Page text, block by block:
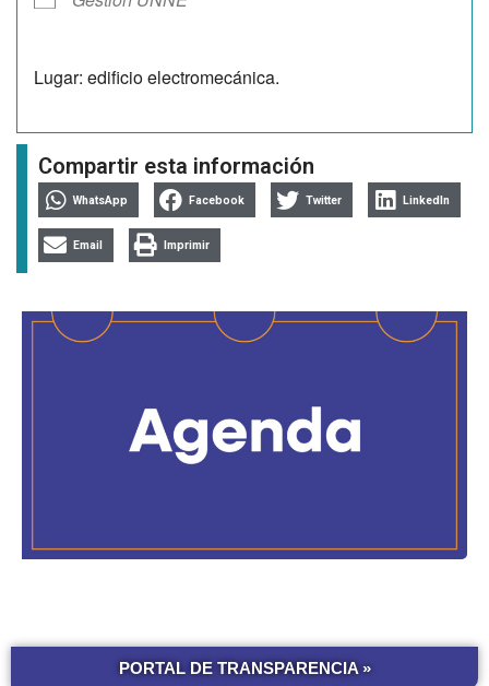
Lugar: edificio electromecánica.
Compartir esta información
WhatsApp Facebook Twitter LinkedIn
Email Imprimir
PORTAL DE TRANSPARENCIA »